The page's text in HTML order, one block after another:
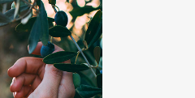
detallada
i les
és un
i els
a les PIMEs del